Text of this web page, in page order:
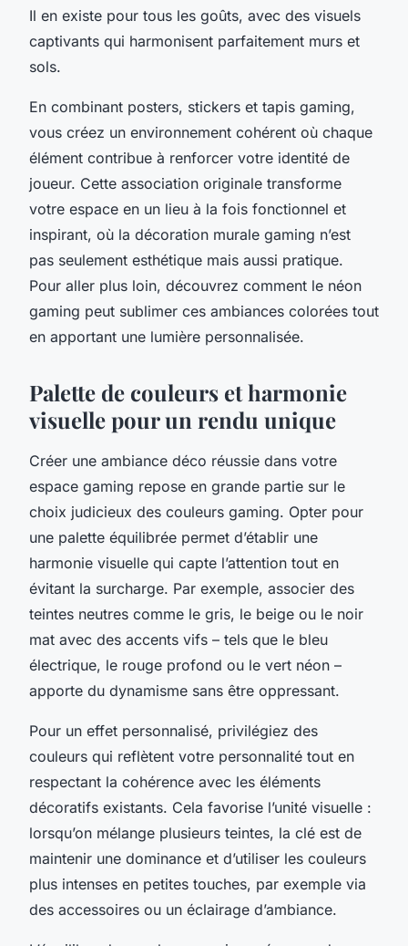
Il en existe pour tous les goûts, avec des visuels
captivants qui harmonisent parfaitement murs et
sols.
En combinant posters, stickers et tapis gaming,
vous créez un environnement cohérent où chaque
élément contribue à renforcer votre identité de
joueur. Cette association originale transforme
votre espace en un lieu à la fois fonctionnel et
inspirant, où la décoration murale gaming n’est
pas seulement esthétique mais aussi pratique.
Pour aller plus loin, découvrez comment le néon
gaming peut sublimer ces ambiances colorées tout
en apportant une lumière personnalisée.
Palette de couleurs et harmonie
visuelle pour un rendu unique
Créer une ambiance déco réussie dans votre
espace gaming repose en grande partie sur le
choix judicieux des couleurs gaming. Opter pour
une palette équilibrée permet d’établir une
harmonie visuelle qui capte l’attention tout en
évitant la surcharge. Par exemple, associer des
teintes neutres comme le gris, le beige ou le noir
mat avec des accents vifs – tels que le bleu
électrique, le rouge profond ou le vert néon –
apporte du dynamisme sans être oppressant.
Pour un effet personnalisé, privilégiez des
couleurs qui reflètent votre personnalité tout en
respectant la cohérence avec les éléments
décoratifs existants. Cela favorise l’unité visuelle :
lorsqu’on mélange plusieurs teintes, la clé est de
maintenir une dominance et d’utiliser les couleurs
plus intenses en petites touches, par exemple via
des accessoires ou un éclairage d’ambiance.